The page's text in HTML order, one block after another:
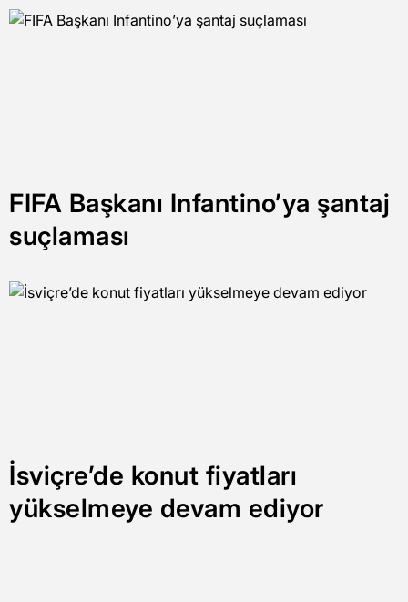
FIFA Başkanı Infantino’ya şantaj
suçlaması
İsviçre’de konut fiyatları
yükselmeye devam ediyor